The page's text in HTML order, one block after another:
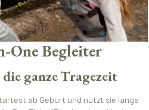
One Begleiter
ganze Tragezeit
ab Geburt und nutzt sie lange